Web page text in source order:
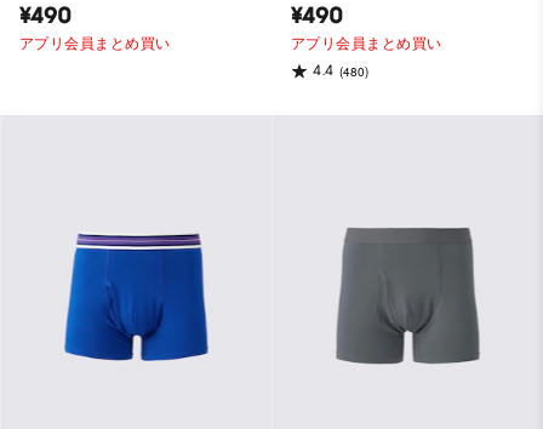
¥490
アプリ会員まとめ買い
¥490
アプリ会員まとめ買い
4.4 (480)